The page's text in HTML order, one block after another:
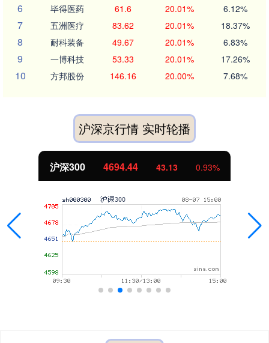
6 毕得医药 61.6 20.01% 6.12%
7 五洲医疗 83.62 20.01% 18.37%
8 耐科装备 49.67 20.01% 6.83%
9 一博科技 53.33 20.01% 17.26%
10 方邦股份 146.16 20.00% 7.68%
沪深京行情 实时轮播
沪深300 4694.44 43.13 0.93%